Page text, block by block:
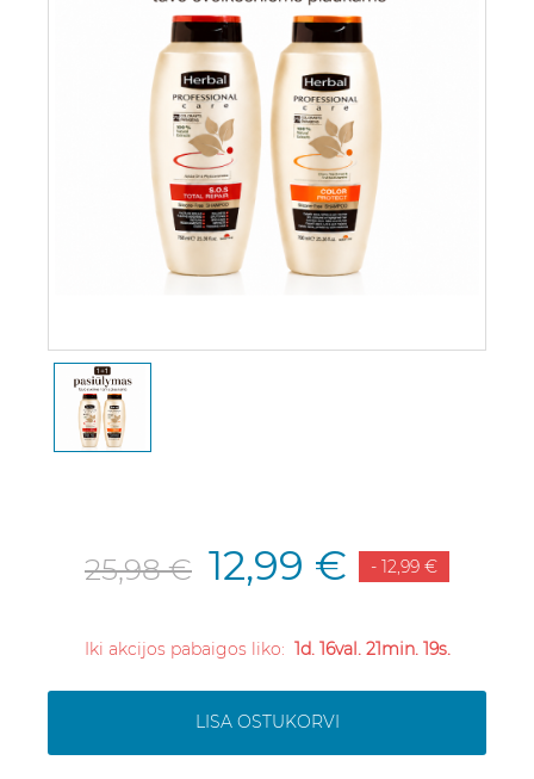
25,98 € 12,99 € - 12,99 €
Iki akcijos pabaigos liko: 1d. 16val. 21min. 19s.
LISA OSTUKORVI